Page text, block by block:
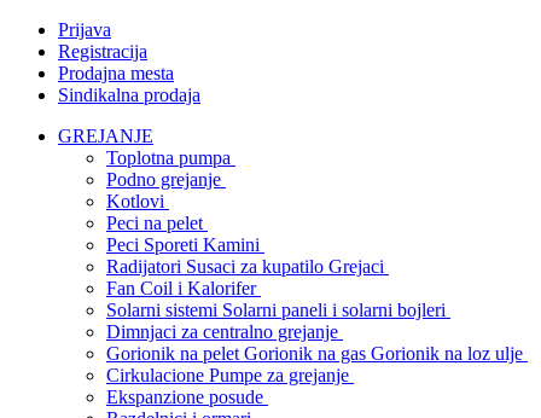
Prijava
Registracija
Prodajna mesta
Sindikalna prodaja
GREJANJE
Toplotna pumpa
Podno grejanje
Kotlovi
Peci na pelet
Peci Sporeti Kamini
Radijatori Susaci za kupatilo Grejaci
Fan Coil i Kalorifer
Solarni sistemi Solarni paneli i solarni bojleri
Dimnjaci za centralno grejanje
Gorionik na pelet Gorionik na gas Gorionik na loz ulje
Cirkulacione Pumpe za grejanje
Ekspanzione posude